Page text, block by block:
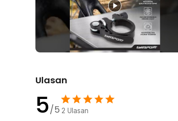
quick release. Membuat sistem buka
untuk melonggarkan dan atur
Ukuran yang Sesuai
Seat post clamp ini dapat digunakan
31.8 mm yang dapat digunakan untuk
Kelengkapan Produk
1 x TaffSPORT Seat Post Clamp
Ulasan
5/5 2 Ulasan